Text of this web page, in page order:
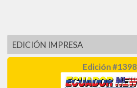
EDICIÓN IMPRESA
Edición #1398